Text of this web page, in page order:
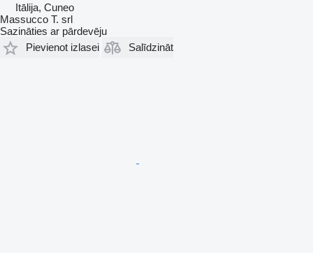
Itālija, Cuneo
Massucco T. srl
Sazināties ar pārdevēju
Pievienot izlasei
Salīdzināt